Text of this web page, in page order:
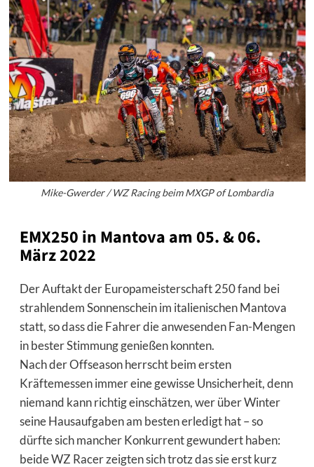
Mike-Gwerder / WZ Racing beim MXGP of Lombardia
EMX250 in Mantova am 05. & 06.
März 2022
Der Auftakt der Europameisterschaft 250 fand bei
strahlendem Sonnenschein im italienischen Mantova
statt, so dass die Fahrer die anwesenden Fan-Mengen
in bester Stimmung genießen konnten.
Nach der Offseason herrscht beim ersten
Kräftemessen immer eine gewisse Unsicherheit, denn
niemand kann richtig einschätzen, wer über Winter
seine Hausaufgaben am besten erledigt hat – so
dürfte sich mancher Konkurrent gewundert haben:
beide WZ Racer zeigten sich trotz das sie erst kurz